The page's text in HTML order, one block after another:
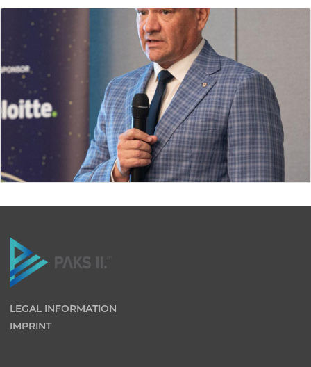
LEGAL INFORMATION
IMPRINT